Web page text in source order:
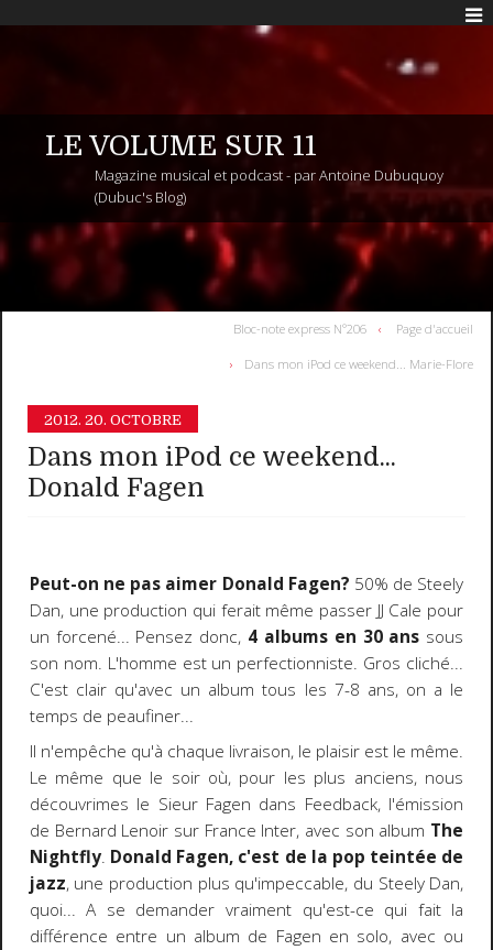
LE VOLUME SUR 11
Magazine musical et podcast - par Antoine Dubuquoy
(Dubuc's Blog)
Bloc-note express N°206 Page d'accueil
Dans mon iPod ce weekend... Marie-Flore
2012. 20. OCTOBRE
Dans mon iPod ce weekend...
Donald Fagen
Peut-on ne pas aimer Donald Fagen? 50% de Steely
Dan, une production qui ferait même passer JJ Cale pour
un forcené... Pensez donc, 4 albums en 30 ans sous
son nom. L'homme est un perfectionniste. Gros cliché...
C'est clair qu'avec un album tous les 7-8 ans, on a le
temps de peaufiner...
Il n'empêche qu'à chaque livraison, le plaisir est le même.
Le même que le soir où, pour les plus anciens, nous
découvrimes le Sieur Fagen dans Feedback, l'émission
de Bernard Lenoir sur France Inter, avec son album The
Nightfly. Donald Fagen, c'est de la pop teintée de
jazz, une production plus qu'impeccable, du Steely Dan,
quoi... A se demander vraiment qu'est-ce qui fait la
différence entre un album de Fagen en solo, avec ou